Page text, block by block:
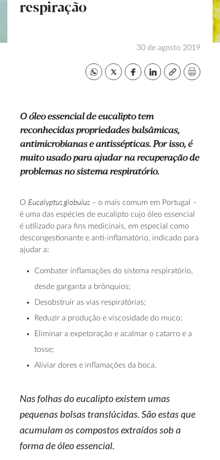
respiração
30 de agosto 2019
O óleo essencial de eucalipto tem
reconhecidas propriedades balsâmicas,
antimicrobianas e antissépticas. Por isso, é
muito usado para ajudar na recuperação de
problemas no sistema respiratório.
O Eucalyptus globulus – o mais comum em Portugal –
é uma das espécies de eucalipto cujo óleo essencial
é utilizado para fins medicinais, em especial como
descongestionante e anti-inflamatório, indicado para
ajudar a:
Combater inflamações do sistema respiratório,
desde garganta a brônquios;
Desobstruir as vias respiratórias;
Reduzir a produção e viscosidade do muco;
Eliminar a expetoração e acalmar o catarro e a
tosse;
Aliviar dores e inflamações da boca.
Nas folhas do eucalipto existem umas
pequenas bolsas translúcidas. São estas que
acumulam os compostos extraídos sob a
forma de óleo essencial.